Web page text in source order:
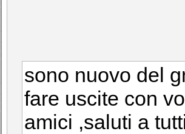
sono nuovo del
fare uscite con
amici ,saluti a